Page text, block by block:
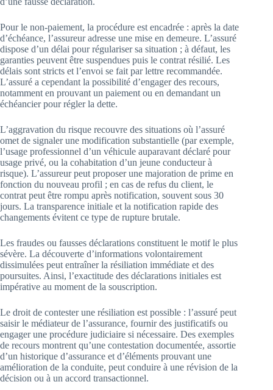
Pour le non-paiement, la procédure est encadrée : après la date
d’échéance, l’assureur adresse une mise en demeure. L’assuré
dispose d’un délai pour régulariser sa situation ; à défaut, les
garanties peuvent être suspendues puis le contrat résilié. Les
délais sont stricts et l’envoi se fait par lettre recommandée.
L’assuré a cependant la possibilité d’engager des recours,
notamment en prouvant un paiement ou en demandant un
échéancier pour régler la dette.
L’aggravation du risque recouvre des situations où l’assuré
omet de signaler une modification substantielle (par exemple,
l’usage professionnel d’un véhicule auparavant déclaré pour
usage privé, ou la cohabitation d’un jeune conducteur à
risque). L’assureur peut proposer une majoration de prime en
fonction du nouveau profil ; en cas de refus du client, le
contrat peut être rompu après notification, souvent sous 30
jours. La transparence initiale et la notification rapide des
changements évitent ce type de rupture brutale.
Les fraudes ou fausses déclarations constituent le motif le plus
sévère. La découverte d’informations volontairement
dissimulées peut entraîner la résiliation immédiate et des
poursuites. Ainsi, l’exactitude des déclarations initiales est
impérative au moment de la souscription.
Le droit de contester une résiliation est possible : l’assuré peut
saisir le médiateur de l’assurance, fournir des justificatifs ou
engager une procédure judiciaire si nécessaire. Des exemples
de recours montrent qu’une contestation documentée, assortie
d’un historique d’assurance et d’éléments prouvant une
amélioration de la conduite, peut conduire à une révision de la
décision ou à un accord transactionnel.